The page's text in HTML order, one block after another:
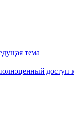
тема
доступ